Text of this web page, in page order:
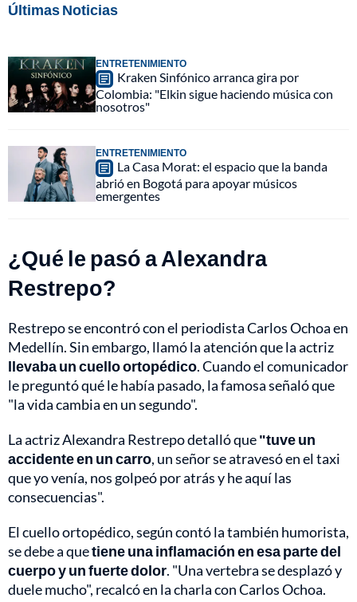
Últimas Noticias
ENTRETENIMIENTO
Kraken Sinfónico arranca gira por
Colombia: "Elkin sigue haciendo música con
nosotros"
ENTRETENIMIENTO
La Casa Morat: el espacio que la banda
abrió en Bogotá para apoyar músicos
emergentes
¿Qué le pasó a Alexandra
Restrepo?
Restrepo se encontró con el periodista Carlos Ochoa en
Medellín. Sin embargo, llamó la atención que la actriz
llevaba un cuello ortopédico. Cuando el comunicador
le preguntó qué le había pasado, la famosa señaló que
"la vida cambia en un segundo".
La actriz Alexandra Restrepo detalló que"tuve un
accidente en un carro, un señor se atravesó en el taxi
que yo venía, nos golpeó por atrás y he aquí las
consecuencias".
El cuello ortopédico, según contó la también humorista,
se debe a quetiene una inflamación en esa parte del
cuerpo y un fuerte dolor. "Una vertebra se desplazó y
duele mucho", recalcó en la charla con Carlos Ochoa.